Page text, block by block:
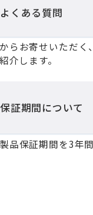
よくある質問
らお寄せいただく
介します。
保証期間について
品保証期間を3年